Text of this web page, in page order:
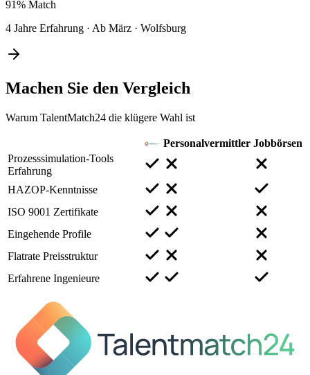
91% Match
4 Jahre Erfahrung · Ab März · Wolfsburg
Machen Sie den Vergleich
Warum TalentMatch24 die klügere Wahl ist
Personalvermittler Jobbörsen
Prozesssimulation-Tools
Erfahrung
HAZOP-Kenntnisse
ISO 9001 Zertifikate
Eingehende Profile
Flatrate Preisstruktur
Erfahrene Ingenieure